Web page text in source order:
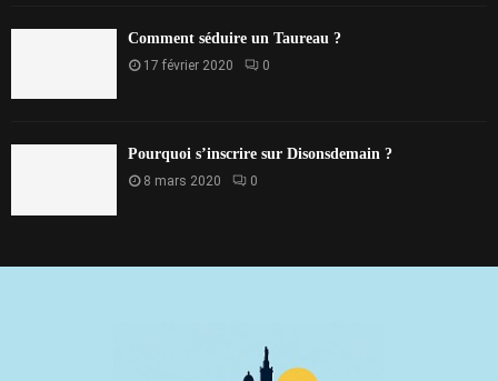
Comment séduire un Taureau ?
17 février 2020 0
Pourquoi s’inscrire sur Disonsdemain ?
8 mars 2020 0